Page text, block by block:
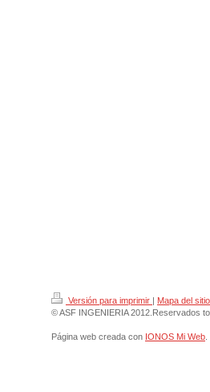
Versión para imprimir | Mapa del sitio
© ASF INGENIERIA 2012.Reservados
Página web creada con IONOS Mi Web